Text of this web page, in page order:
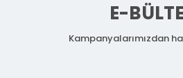
E-
Kampanyalarımızdan